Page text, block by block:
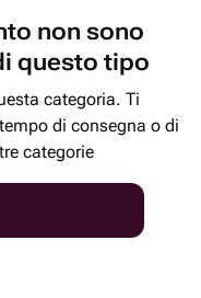
non sono
questo tipo
categoria. Ti
di consegna o di
categorie